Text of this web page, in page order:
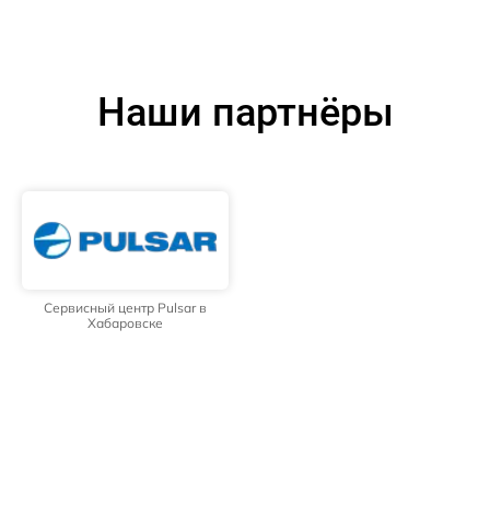
Наши партнёры
Сервисный центр Pulsar в
Хабаровске